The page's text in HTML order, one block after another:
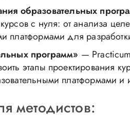
образовательных
с нуля: от анализа
платформами для
программ» — Practicum
этапы проектирования
платформами
методистов: